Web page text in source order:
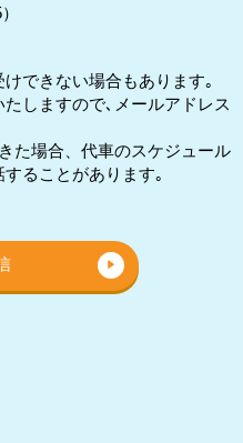
できない場合もあります｡
しますので､メールアドレス
た場合、代車のスケジュール
ることがあります｡